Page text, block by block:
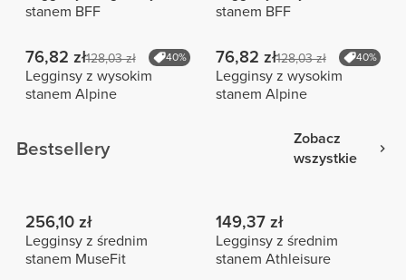
stanem BFF
stanem BFF
76,82 zł128,03 zł 40%
Legginsy z wysokim
stanem Alpine
76,82 zł128,03 zł 40%
Legginsy z wysokim
stanem Alpine
Bestsellery
Zobacz
wszystkie
256,10 zł
Legginsy z średnim
stanem MuseFit
149,37 zł
Legginsy z średnim
stanem Athleisure